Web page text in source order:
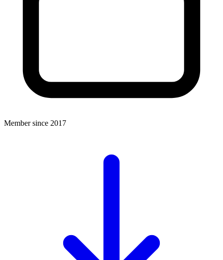
Member since 2017